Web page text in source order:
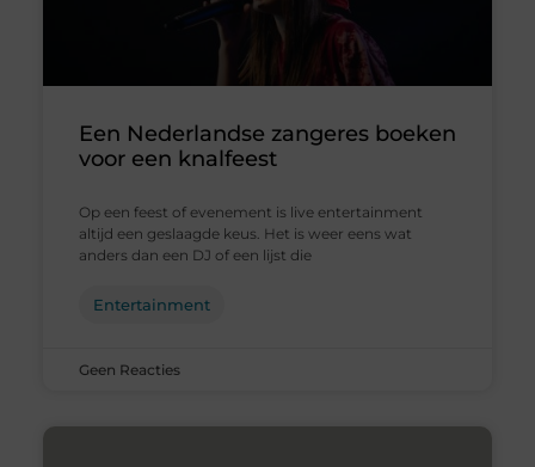
Een Nederlandse zangeres boeken
voor een knalfeest
Op een feest of evenement is live entertainment
altijd een geslaagde keus. Het is weer eens wat
anders dan een DJ of een lijst die
Entertainment
Geen Reacties